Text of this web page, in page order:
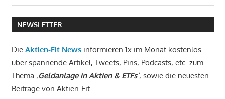
Beitrag:
NEWSLETTER
Die Aktien-Fit Newsinformieren 1x im Monat kostenlos
über spannende Artikel, Tweets, Pins, Podcasts, etc. zum
Thema ‚Geldanlage in Aktien & ETFs‘, sowie die neuesten
Beiträge von Aktien-Fit.